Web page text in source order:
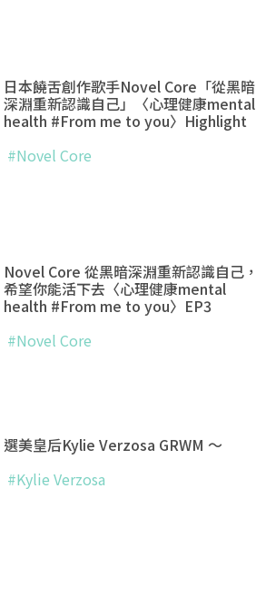
日本饒舌創作歌手Novel Core「從黑暗
深淵重新認識自己」〈心理健康mental
health #From me to you〉Highlight
#Novel Core
Novel Core 從黑暗深淵重新認識自己，
希望你能活下去〈心理健康mental
health #From me to you〉EP3
#Novel Core
選美皇后Kylie Verzosa GRWM ～
#Kylie Verzosa